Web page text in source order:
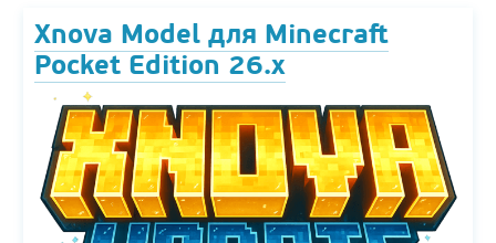
Xnova Model для Minecraft
Pocket Edition 26.x